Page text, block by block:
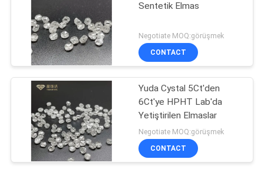
Sentetik Elmas
Negotiate MOQ:görüşmek
CONTACT
Yuda Cystal 5Ct'den
6Ct'ye HPHT Lab'da
Yetiştirilen Elmaslar
Negotiate MOQ:görüşmek
CONTACT